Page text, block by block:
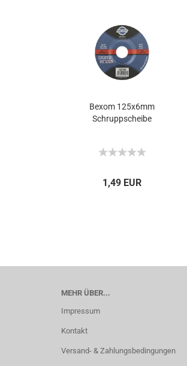
Bexom 125x6mm
Schruppscheibe
1,49 EUR
MEHR ÜBER...
Impressum
Kontakt
Versand- & Zahlungsbedingungen